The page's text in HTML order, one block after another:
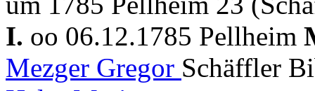
I. oo 06.12.1785 Pellheim
Mezger Gregor Schäffler